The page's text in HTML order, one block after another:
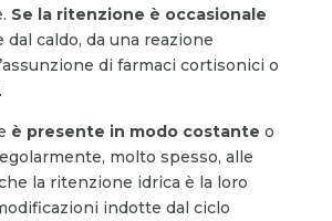
Se la ritenzione è occasionale
caldo, da una reazione
di farmaci cortisonici o
è presente in modo costante o
molto spesso, alle
la ritenzione idrica è la loro
indotte dal ciclo